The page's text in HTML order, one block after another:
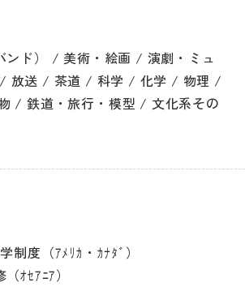
ンド） / 美術・絵画 / 演劇・ミュ
放送 / 茶道 / 科学 / 化学 / 物理 /
/ 鉄道・旅行・模型 / 文化系その
制度（ｱﾒﾘｶ・ｶﾅﾀﾞ）
ｵｾｱﾆｱ）